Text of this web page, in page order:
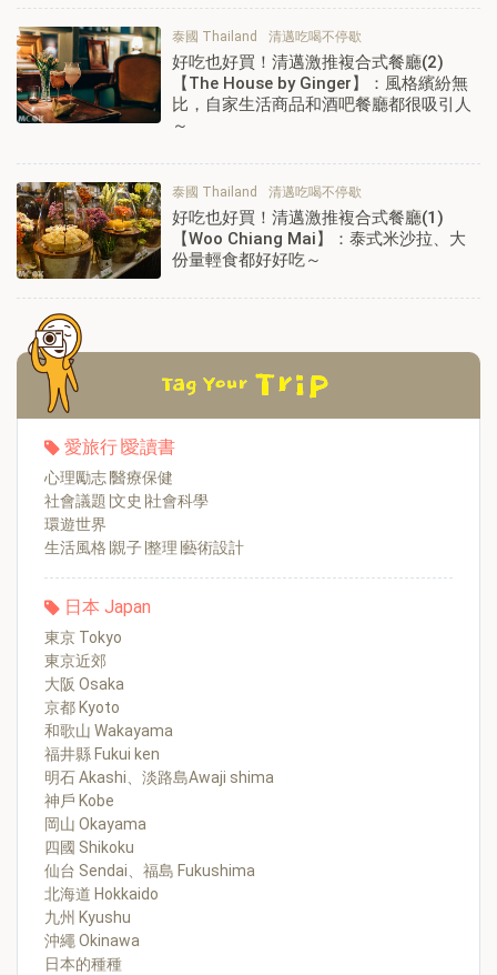
泰國 Thailand 清邁吃喝不停歇
好吃也好買！清邁激推複合式餐廳(2)
【The House by Ginger】：風格繽紛無
比，自家生活商品和酒吧餐廳都很吸引人
～
泰國 Thailand 清邁吃喝不停歇
好吃也好買！清邁激推複合式餐廳(1)
【Woo Chiang Mai】：泰式米沙拉、大
份量輕食都好好吃～
愛旅行∣愛讀書
心理勵志∣醫療保健
社會議題∣文史∣社會科學
環遊世界
生活風格∣親子∣整理∣藝術設計
日本 Japan
東京 Tokyo
東京近郊
大阪 Osaka
京都 Kyoto
和歌山 Wakayama
福井縣 Fukui ken
明石 Akashi、淡路島Awaji shima
神戶 Kobe
岡山 Okayama
四國 Shikoku
仙台 Sendai、福島 Fukushima
北海道 Hokkaido
九州 Kyushu
沖繩 Okinawa
日本的種種